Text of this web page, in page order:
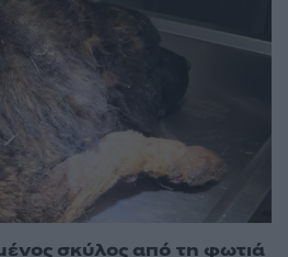
σκύλος από τη φωτιά